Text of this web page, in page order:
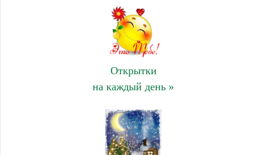
Открытки
на каждый день »